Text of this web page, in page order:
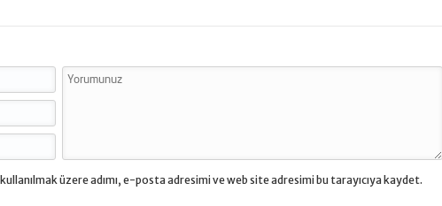
üzere adımı, e-posta adresimi ve web site adresimi bu tarayıcıya kaydet.